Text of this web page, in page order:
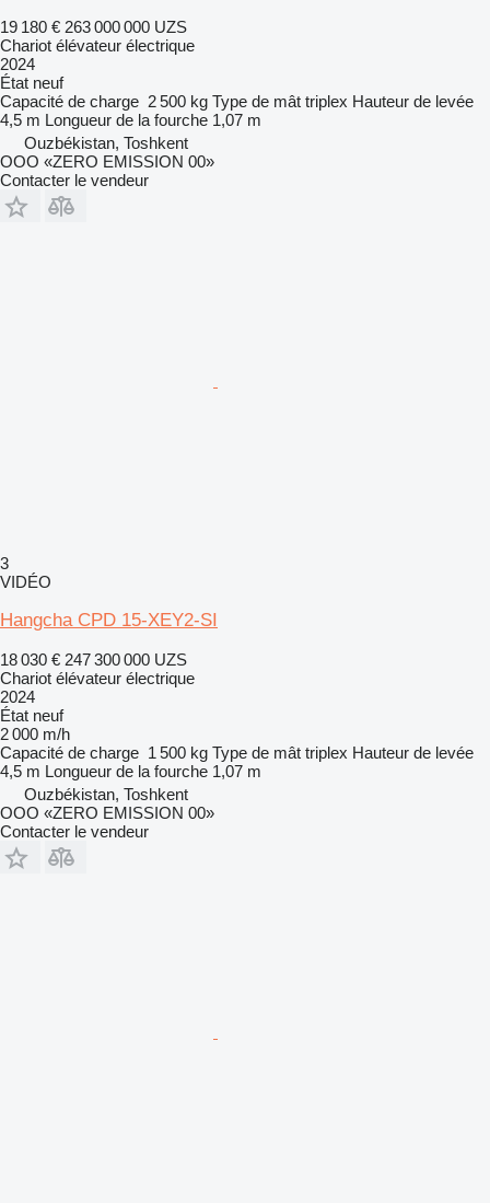
19 180 € 263 000 000 UZS
Chariot élévateur électrique
2024
État neuf
Capacité de charge 2 500 kg Type de mât triplex Hauteur de levée
4,5 m Longueur de la fourche 1,07 m
Ouzbékistan, Toshkent
OOO «ZERO EMISSION 00»
Contacter le vendeur
3
VIDÉO
Hangcha CPD 15-XEY2-SI
18 030 € 247 300 000 UZS
Chariot élévateur électrique
2024
État neuf
2 000 m/h
Capacité de charge 1 500 kg Type de mât triplex Hauteur de levée
4,5 m Longueur de la fourche 1,07 m
Ouzbékistan, Toshkent
OOO «ZERO EMISSION 00»
Contacter le vendeur